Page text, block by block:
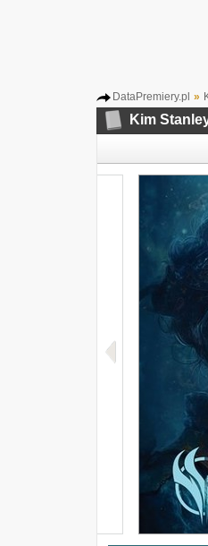
DataPremiery.pl »
Kim